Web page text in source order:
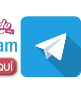
Nueva edición de León
de…viaje. Una iniciativa
organizado por la sección
juvenil de la Asociación